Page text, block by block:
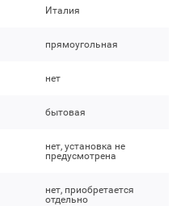
Италия
прямоугольная
нет
бытовая
нет, установка не
предусмотрена
нет, приобретается
отдельно